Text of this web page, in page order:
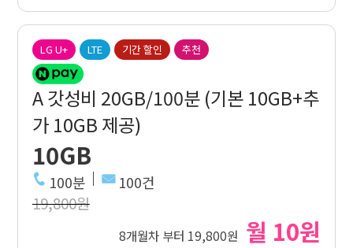
LG U+ LTE 기간 할인 추천
A 갓성비 20GB/100분 (기본 10GB+추
가 10GB 제공)
10GB
100분 100건
19,800원
8개월차 부터 19,800원 월 10원